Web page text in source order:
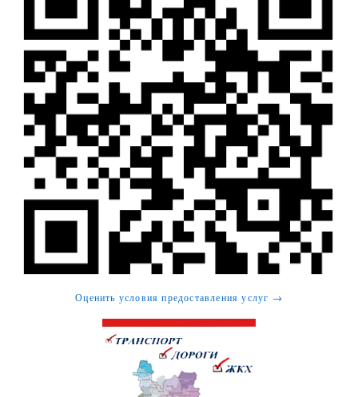
Оценить условия предоставления услуг →